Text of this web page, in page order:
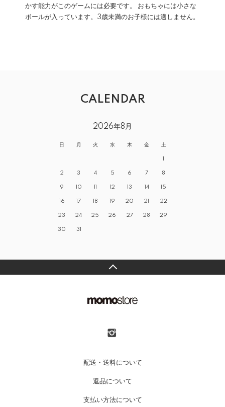
かす能力がこのゲームには必要です。 おもちゃには小さな
ボールが入っています。3歳未満のお子様には適しません。
CALENDAR
2026年8月
日 月 火 水 木 金 土
1
2 3 4 5 6 7 8
9 10 11 12 13 14 15
16 17 18 19 20 21 22
23 24 25 26 27 28 29
30 31
配送・送料について
返品について
支払い方法について